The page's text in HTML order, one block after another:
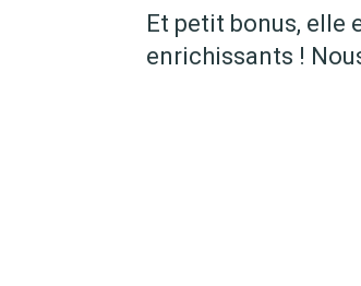
Et petit bonus, elle
enrichissants !